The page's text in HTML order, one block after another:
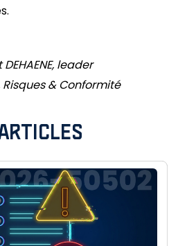
leader
& Conformité